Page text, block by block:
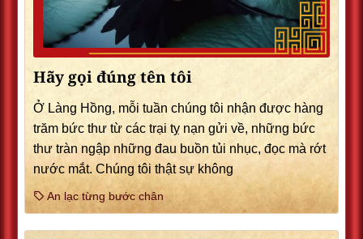
Hãy gọi đúng tên tôi
Ở Làng Hồng, mỗi tuần chúng tôi nhận được hàng
trăm bức thư từ các trại tỵ nạn gửi về, những bức
thư tràn ngập những đau buồn tủi nhục, đọc mà rớt
nước mắt. Chúng tôi thật sự không
An lạc từng bước chân